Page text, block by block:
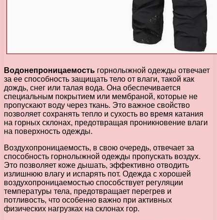
Водонепроницаемость горнолыжной одежды отвечает
за ее способность защищать тело от влаги, такой как
дождь, снег или талая вода. Она обеспечивается
специальным покрытием или мембраной, которые не
пропускают воду через ткань. Это важное свойство
позволяет сохранять тепло и сухость во время катания
на горных склонах, предотвращая проникновение влаги
на поверхность одежды.
Воздухопроницаемость, в свою очередь, отвечает за
способность горнолыжной одежды пропускать воздух.
Это позволяет коже дышать, эффективно отводить
излишнюю влагу и испарять пот. Одежда с хорошей
воздухопроницаемостью способствует регуляции
температуры тела, предотвращает перегрев и
потливость, что особенно важно при активных
физических нагрузках на склонах гор.